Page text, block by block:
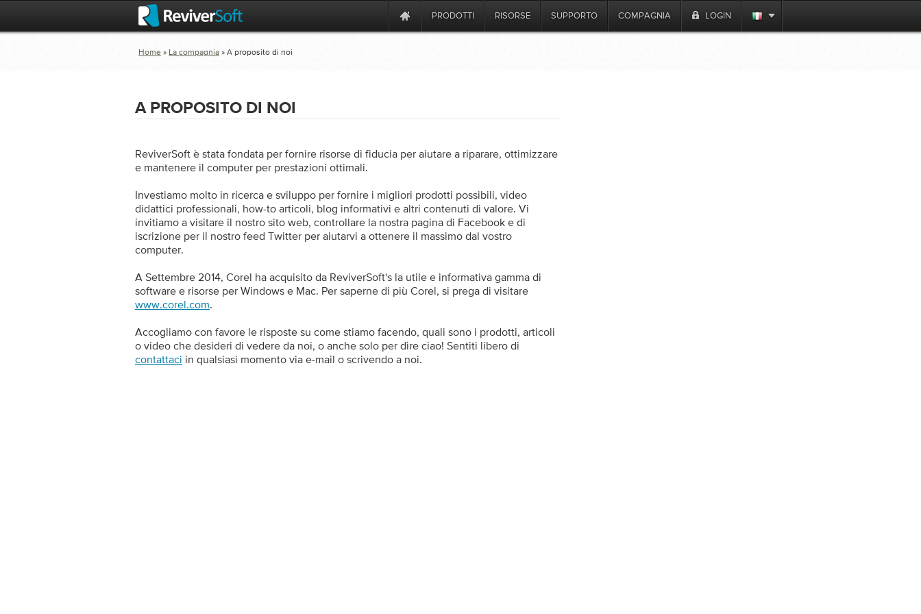
PRODOTTI RISORSE SUPPORTO COMPAGNIA LOGIN
Home » La compagnia » A proposito di noi
A PROPOSITO DI NOI
ReviverSoft è stata fondata per fornire risorse di fiducia per aiutare a riparare, ottimizzare
e mantenere il computer per prestazioni ottimali.
Investiamo molto in ricerca e sviluppo per fornire i migliori prodotti possibili, video
didattici professionali, how-to articoli, blog informativi e altri contenuti di valore. Vi
invitiamo a visitare il nostro sito web, controllare la nostra pagina di Facebook e di
iscrizione per il nostro feed Twitter per aiutarvi a ottenere il massimo dal vostro
computer.
A Settembre 2014, Corel ha acquisito da ReviverSoft's la utile e informativa gamma di
software e risorse per Windows e Mac. Per saperne di più Corel, si prega di visitare
www.corel.com.
Accogliamo con favore le risposte su come stiamo facendo, quali sono i prodotti, articoli
o video che desideri di vedere da noi, o anche solo per dire ciao! Sentiti libero di
contattaci in qualsiasi momento via e-mail o scrivendo a noi.